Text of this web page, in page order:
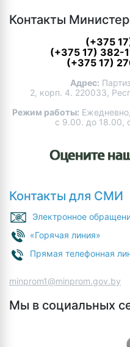
Контакты
(+375
(+375 17) 382-
(+375 17)
Адрес:
2, корп. 4. 220033,
Режим работы:
с 9.00. до 18.00,
Контакты для СМИ
Электронное
«Горячая линия»
Прямая телефонная
minprom1@minprom.gov.by
Мы в социальных